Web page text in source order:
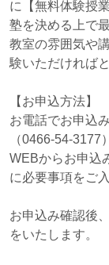
に【無料体験授
塾を決める上で
教室の雰囲気や
験いただければ
【お申込方法】
お電話でお申込
（0466-54-3177）
WEBからお申込
に必要事項をご
お申込み確認後
をいたします。